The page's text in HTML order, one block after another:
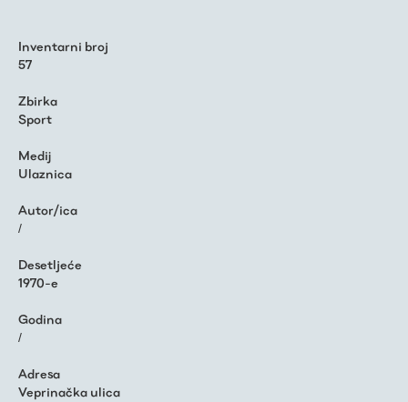
Inventarni broj
57
Zbirka
Sport
Medij
Ulaznica
Autor/ica
/
Desetljeće
1970-e
Godina
/
Adresa
Veprinačka ulica